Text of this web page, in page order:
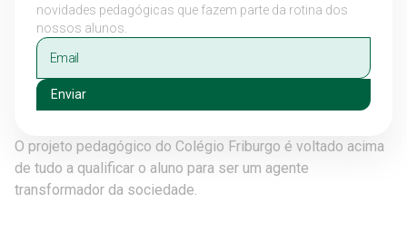
novidades pedagógicas que fazem parte da rotina dos
nossos alunos.
Enviar
O projeto pedagógico do Colégio Friburgo é voltado acima
de tudo a qualificar o aluno para ser um agente
transformador da sociedade.